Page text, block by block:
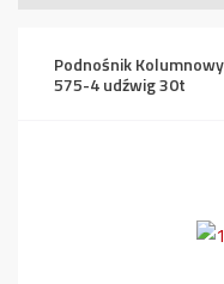
Podnośnik
575-4 udźwig 30t